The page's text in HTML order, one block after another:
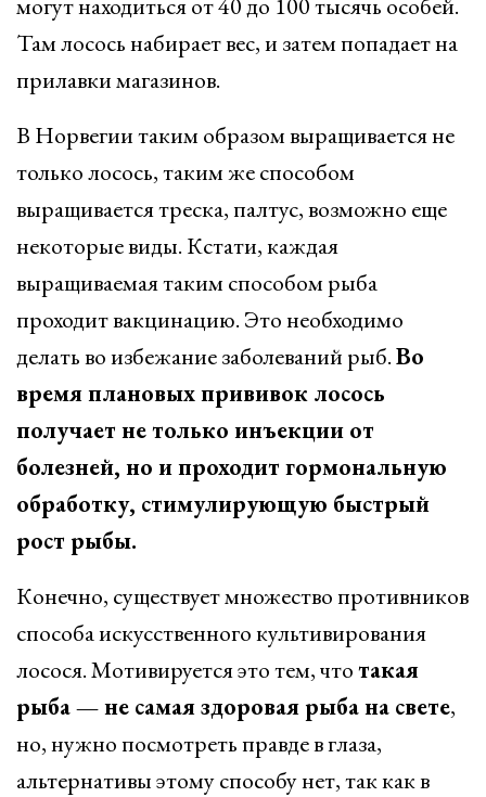
Там лосось набирает вес, и затем попадает на
прилавки магазинов.
В Норвегии таким образом выращивается не
только лосось, таким же способом
выращивается треска, палтус, возможно еще
некоторые виды. Кстати, каждая
выращиваемая таким способом рыба
проходит вакцинацию. Это необходимо
делать во избежание заболеваний рыб.Во
время плановых прививок лосось
получает не только инъекции от
болезней, но и проходит гормональную
обработку, стимулирующую быстрый
рост рыбы.
Конечно, существует множество противников
способа искусственного культивирования
лосося. Мотивируется это тем, чтотакая
рыба — не самая здоровая рыба на свете,
но, нужно посмотреть правде в глаза,
альтернативы этому способу нет, так как в